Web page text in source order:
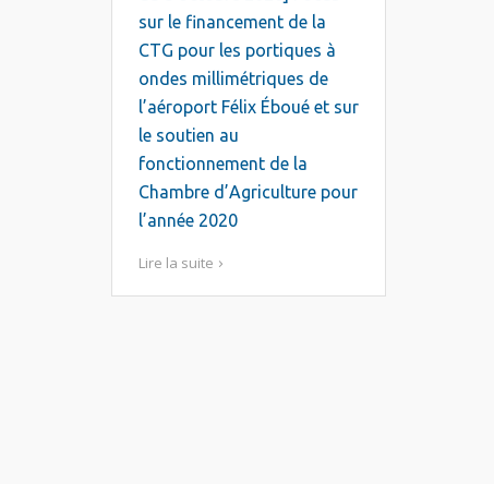
sur le financement de la
CTG pour les portiques à
ondes millimétriques de
l’aéroport Félix Éboué et sur
le soutien au
fonctionnement de la
Chambre d’Agriculture pour
l’année 2020
Lire la suite